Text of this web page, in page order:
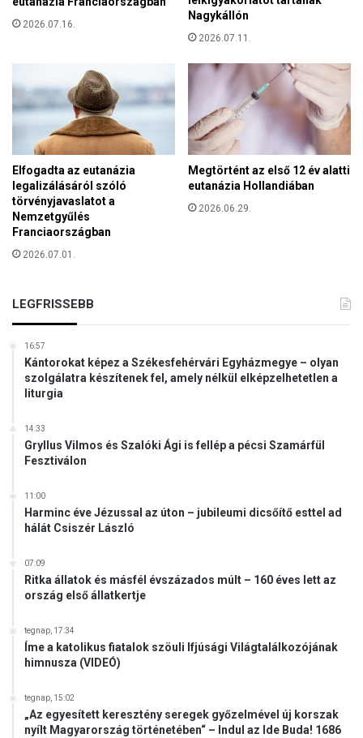
á
b
a
a
m
á
n
s
é
n
t
v
a
ó
r
á
z
e
2026.07.16.
Nagykállón
2026.07.11.
Elfogadta az eutanázia
legalizálásáról szóló
törvényjavaslatot a
Nemzetgyűlés
Franciaországban
2026.07.01.
Megtörtént az első 12 év alatti
eutanázia Hollandiában
2026.06.29.
LEGFRISSEBB
16:57
Kántorokat képez a Székesfehérvári Egyházmegye – olyan
szolgálatra készítenek fel, amely nélkül elképzelhetetlen a
liturgia
14:33
Gryllus Vilmos és Szalóki Ági is fellép a pécsi Szamárfül
Fesztiválon
11:00
Harminc éve Jézussal az úton – jubileumi dicsőítő esttel ad
hálát Csiszér László
07:09
Ritka állatok és másfél évszázados múlt – 160 éves lett az
ország első állatkertje
tegnap, 17:34
Íme a katolikus fiatalok szöuli Ifjúsági Világtalálkozójának
himnusza (VIDEÓ)
tegnap, 15:02
„Az egyesített keresztény seregek győzelmével új korszak
nyílt Magyarország történetében“ – Indul az Ide Buda! 1686